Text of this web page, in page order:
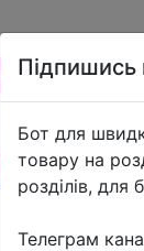
Підпишись
Бот для
товару на
розділів, для
Телеграм